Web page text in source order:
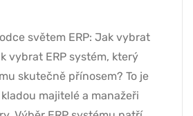
světem ERP: Jak vybrat
vybrat ERP systém, který
skutečně přínosem? To je
majitelé a manažeři